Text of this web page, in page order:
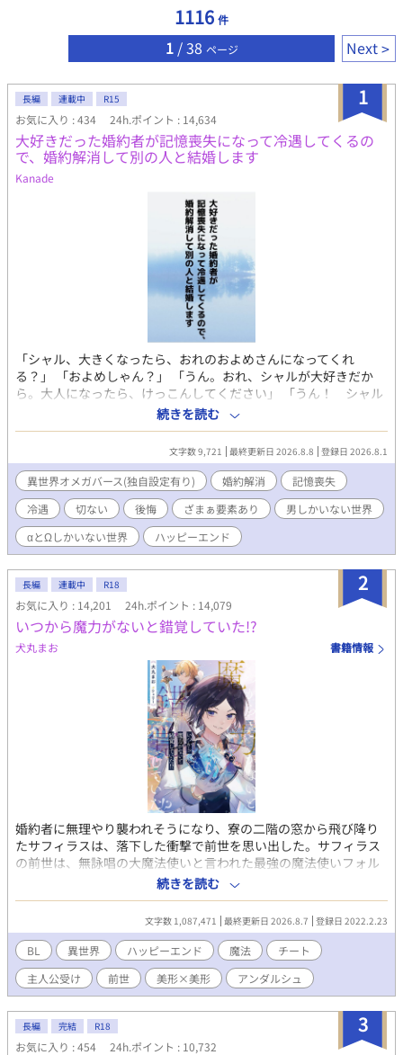
1116 件
1/ 38 ページ Next
1
長編 連載中 R15
お気に入り : 434 24h.ポイント : 14,634
大好きだった婚約者が記憶喪失になって冷遇してくるの
で、婚約解消して別の人と結婚します
Kanade
「シャル、大きくなったら、おれのおよめさんになってくれ
る？」 「およめしゃん？」 「うん。おれ、シャルが大好きだか
ら。大人になったら、けっこんしてください」 「うん！ シャル
もリュシーしゃま、だいしゅき！ およめしゃん、なる！」
✩ ✩ ✩ 幼き日に交わした『約束』。二人が正式に婚約した
のは、シャーロットが十二歳、リュシオンが十七歳のとき。 そ
れから三年。リュシオンが事故により記憶喪失になったことで、
全てが狂っていく――。 ――――――――――― ✻男しかいな
い、αとΩしかいない世界観なので、女性やβといった概念は出て
きません。 ✻独自設定の異世界オメガバースです。 ✻4話までは毎
日更新。その後は週3話の更新を目指します。執筆しながらの更
新、遅筆なのでゆっくりペースにはなりますが、完結は保証いた
とうございます😊
続きを読む
文字数 9,721 最終更新日 2026.8.8 登録日 2026.8.1
異世界オメガバース(独自設定有り) 婚約解消
記憶喪失
冷遇
切ない 後悔 ざまぁ要素あり
男しかいない世界
αとΩしかいない世界
ハッピーエンド
2
長編 連載中 R18
お気に入り : 14,201 24h.ポイント : 14,079
いつから魔力がないと錯覚していた!?
犬丸まお 書籍情報
婚約者に無理やり襲われそうになり、寮の二階の窓から飛び降り
たサフィラスは、落下した衝撃で前世を思い出した。サフィラス
の前世は、無詠唱の大魔法使いと言われた最強の魔法使いフォル
ティスだったのだ。今世では、魔法伯爵家に生れながら5歳の魔力
判定で魔力なしと判じられてからというもの、ずっと家族から冷
遇されていた大人しいサフィラス。ところが前世を思い出した途
端、サフィラスの人格は前世のフォルティスの人格にほぼ飲み込
まれてしまった。これまでの可哀想なサフィラスよ、さような
ら。これからは我慢も自重もしない。転生する前に、女神から与
えられた強運という祝福と無敵の魔法で、これまで虐げられてき
たサフィラスは人生を謳歌することを決意する！主人公が1ミリも
ピンチに陥らないお気楽な話です。恋愛＆ラブHは物語後半に予
定。
続きを読む
文字数 1,087,471 最終更新日 2026.8.7 登録日 2022.2.23
BL 異世界 ハッピーエンド 魔法
チート
主人公受け
前世 美形×美形 アンダルシュ
3
長編 完結 R18
お気に入り : 454 24h.ポイント : 10,732